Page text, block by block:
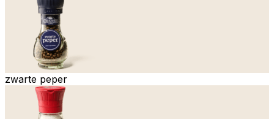
zwarte peper